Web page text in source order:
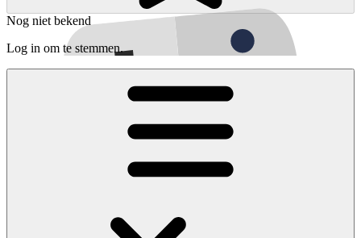
Nog niet bekend
Log in om te stemmen.